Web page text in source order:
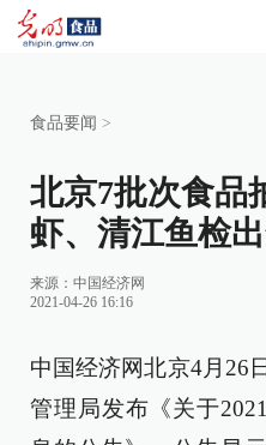
食品要闻 >
北京7批次食品
虾、清江鱼检
来源： 中国经济网
2021-04-26 16:16
中国经济网北京4月26
管理局发布《关于